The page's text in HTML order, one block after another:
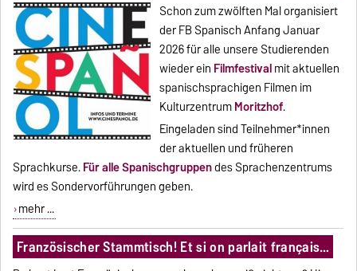
Schon zum zwölften Mal organisiert
der FB Spanisch Anfang Januar
2026 für alle unsere Studierenden
wieder ein Filmfestivalmit aktuellen
spanischsprachigen Filmen im
KulturzentrumMoritzhof.
Eingeladen sind Teilnehmer*innen
der aktuellen und früheren
Sprachkurse.Für alle Spanischgruppendes Sprachenzentrums
wird es Sondervorführungen geben.
mehr ...
Französischer Stammtisch! Et si on parlait français…